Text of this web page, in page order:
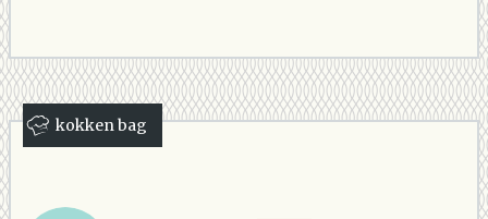
kokken bag